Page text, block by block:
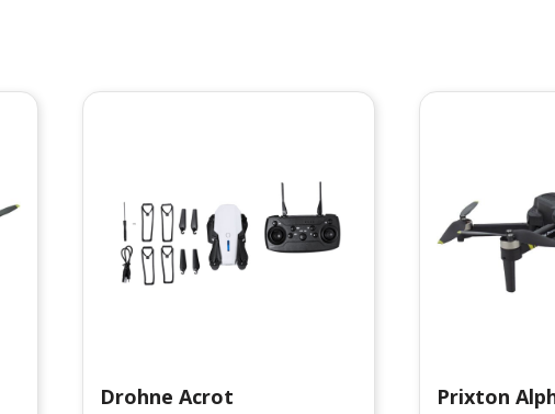
Drohne Acrot Prixton